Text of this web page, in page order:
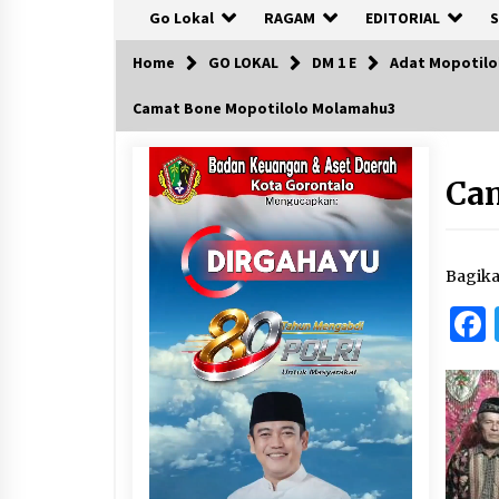
Go Lokal RAGAM EDITORIAL
Home GO LOKAL DM 1 E Adat
Camat Bone Mopotilolo Molamahu3